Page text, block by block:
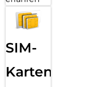
SIM-
Karten